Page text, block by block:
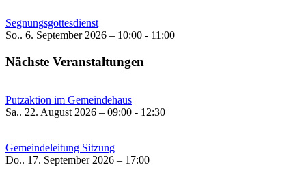
Segnungsgottesdienst
So.. 6. September 2026 – 10:00 - 11:00
Nächste Veranstaltungen
Putzaktion im Gemeindehaus
Sa.. 22. August 2026 – 09:00 - 12:30
Gemeindeleitung Sitzung
Do.. 17. September 2026 – 17:00